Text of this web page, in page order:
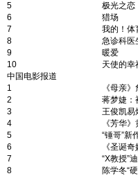
5
极光之恋
6
猎场
7
我的！体
8
急诊科医
9
暖爱
10
天使的幸
中国电影报道
1
《母亲
2
蒋梦婕：
3
王俊凯易
4
《芳华
5
“锤哥”新
6
《圣诞
7
“X教授”
8
陈学冬“